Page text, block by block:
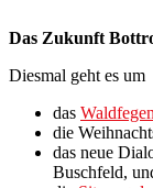
Das Zukunft
Diesmal geht es um
das Waldfegen
die
das neue
Buschfeld,